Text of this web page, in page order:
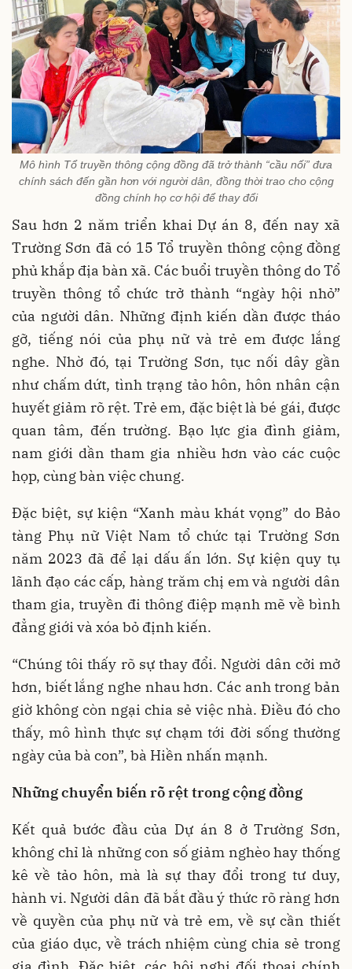
Mô hình Tổ truyền thông cộng đồng đã trở thành “cầu nối” đưa
chính sách đến gần hơn với người dân, đồng thời trao cho cộng
đồng chính họ cơ hội để thay đổi
Sau hơn 2 năm triển khai Dự án 8, đến nay xã
Trường Sơn đã có 15 Tổ truyền thông cộng đồng
phủ khắp địa bàn xã. Các buổi truyền thông do Tổ
truyền thông tổ chức trở thành “ngày hội nhỏ”
của người dân. Những định kiến dần được tháo
gỡ, tiếng nói của phụ nữ và trẻ em được lắng
nghe. Nhờ đó, tại Trường Sơn, tục nối dây gần
như chấm dứt, tình trạng tảo hôn, hôn nhân cận
huyết giảm rõ rệt. Trẻ em, đặc biệt là bé gái, được
quan tâm, đến trường. Bạo lực gia đình giảm,
nam giới dần tham gia nhiều hơn vào các cuộc
họp, cùng bàn việc chung.
Đặc biệt, sự kiện “Xanh màu khát vọng” do Bảo
tàng Phụ nữ Việt Nam tổ chức tại Trường Sơn
năm 2023 đã để lại dấu ấn lớn. Sự kiện quy tụ
lãnh đạo các cấp, hàng trăm chị em và người dân
tham gia, truyền đi thông điệp mạnh mẽ về bình
đẳng giới và xóa bỏ định kiến.
“Chúng tôi thấy rõ sự thay đổi. Người dân cởi mở
hơn, biết lắng nghe nhau hơn. Các anh trong bản
giờ không còn ngại chia sẻ việc nhà. Điều đó cho
thấy, mô hình thực sự chạm tới đời sống thường
ngày của bà con”, bà Hiền nhấn mạnh.
Những chuyển biến rõ rệt trong cộng đồng
Kết quả bước đầu của Dự án 8 ở Trường Sơn,
không chỉ là những con số giảm nghèo hay thống
kê về tảo hôn, mà là sự thay đổi trong tư duy,
hành vi. Người dân đã bắt đầu ý thức rõ ràng hơn
về quyền của phụ nữ và trẻ em, về sự cần thiết
của giáo dục, về trách nhiệm cùng chia sẻ trong